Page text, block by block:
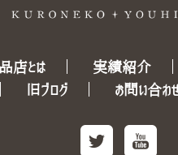
店とは
実績紹介
旧ブログ お問い合わ